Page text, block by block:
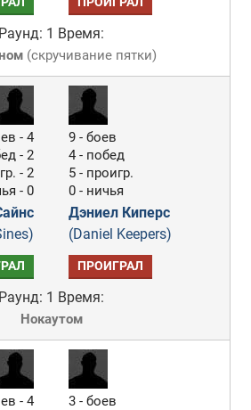
Раунд: 1 Время:
(скручивание пятки)
- 4
- 2
- 2
- 0
9 - боев
4 - побед
5 - проигр.
0 - ничья
Дэниел Киперс
(Daniel Keepers)
ПРОИГРАЛ
Раунд: 1 Время:
Нокаутом
- 4
3 - боев